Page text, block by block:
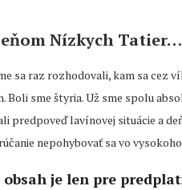
Nízkych Tatier…
sa raz rozhodovali, kam sa cez
Boli sme štyria. Už sme spolu
predpoveď lavínovej situácie a
nepohybovať sa vo
obsah je len pre